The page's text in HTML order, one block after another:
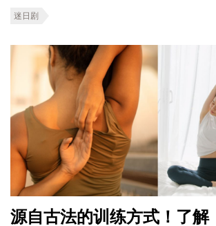
迷日剧
源自古法的训练方式！了解